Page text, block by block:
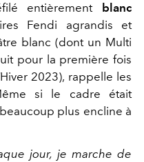
entièrement
blanc
Fendi agrandis et
blanc (dont un Multi
pour la première fois
2023), rappelle les
si le cadre était
plus encline à
jour, je marche de